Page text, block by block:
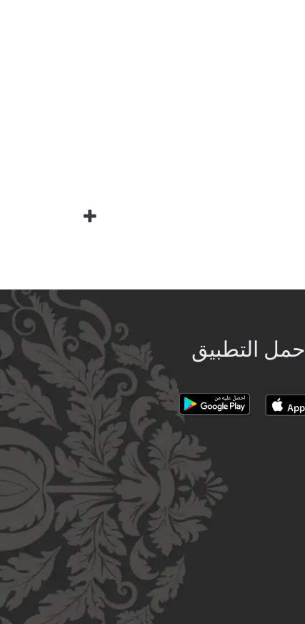
حمل التطبيق